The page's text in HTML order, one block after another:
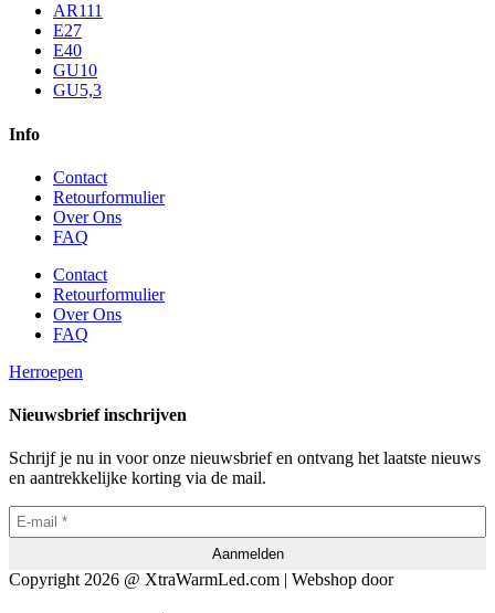
AR111
E27
E40
GU10
GU5,3
Info
Contact
Retourformulier
Over Ons
FAQ
Contact
Retourformulier
Over Ons
FAQ
Herroepen
Nieuwsbrief inschrijven
Schrijf je nu in voor onze nieuwsbrief en ontvang het laatste nieuws
en aantrekkelijke korting via de mail.
Copyright 2026 @ XtraWarmLed.com | Webshop door